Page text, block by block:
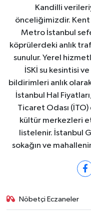
Kandilli
önceliğimizdir. Kent
Metro İstanbul
köprülerdeki anlık
sunulur. Yerel
İSKİ su kesintisi
bildirimleri anlık
İstanbul Hal
Ticaret Odası
kültür merkezleri
listelenir. İstanbul
sokağın ve
Nöbetçi Eczaneler